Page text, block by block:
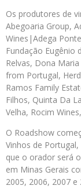
Os produtores de
Abegoaria Group,
Wines|Adega
Fundação Eugênio
Relvas, Dona
from Portugal,
Ramos Family
Filhos, Quinta Da
Velha, Rocim
O Roadshow
Vinhos de
que o orador será
em Minas Gerais
2005, 2006, 2007